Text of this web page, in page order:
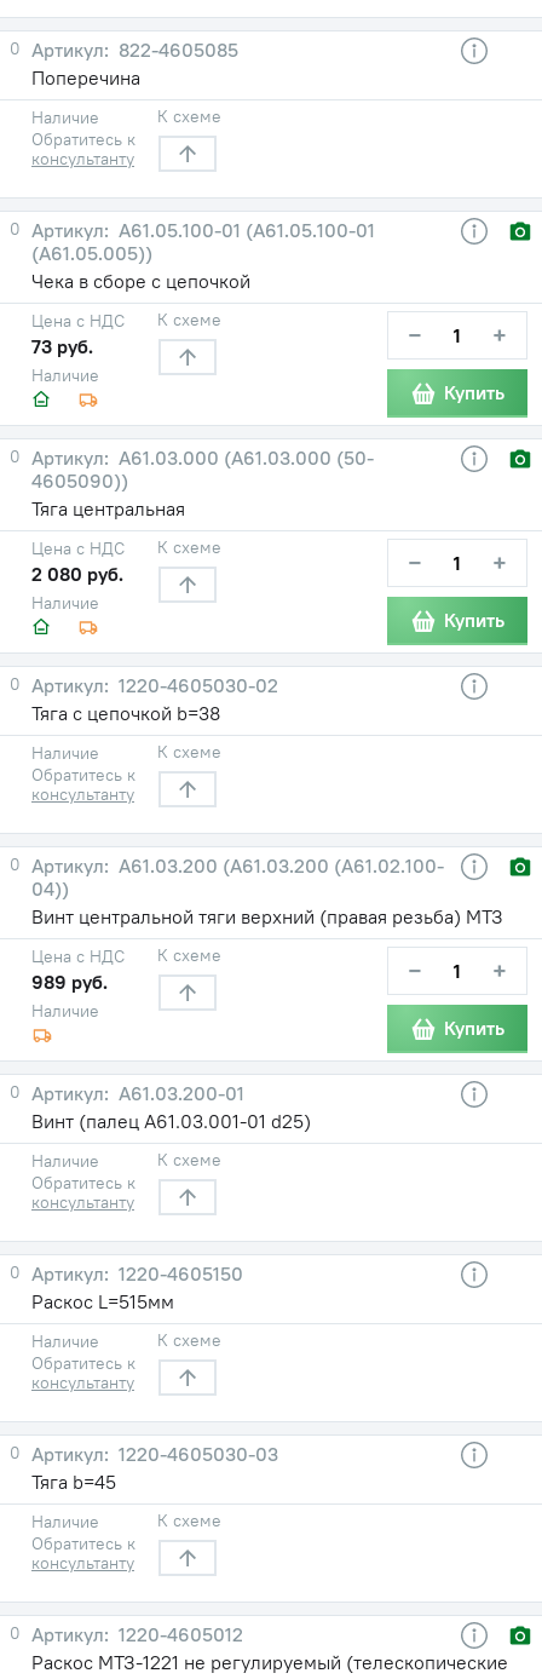
0
822-4605085
Поперечина
Наличие
Обратитесь к
консультанту
К схеме
0
А61.05.100-01 (А61.05.100-01
(А61.05.005))
Чека в сборе с цепочкой
Наличие
Цена с НДС
73 руб.
К схеме − +
Купить
0
А61.03.000 (А61.03.000 (50-
4605090))
Тяга центральная
Наличие
Цена с НДС
2 080 руб.
К схеме − +
Купить
0
1220-4605030-02
Тяга с цепочкой b=38
Наличие
Обратитесь к
консультанту
К схеме
0
А61.03.200 (А61.03.200 (А61.02.100-
04))
Винт центральной тяги верхний (правая резьба) МТЗ
Наличие
Цена с НДС
989 руб.
К схеме − +
Купить
0
А61.03.200-01
Винт (палец А61.03.001-01 d25)
Наличие
Обратитесь к
консультанту
К схеме
0
1220-4605150
Раскос L=515мм
Наличие
Обратитесь к
консультанту
К схеме
0
1220-4605030-03
Тяга b=45
Наличие
Обратитесь к
консультанту
К схеме
0
1220-4605012
Раскос МТЗ-1221 не регулируемый (телескопические